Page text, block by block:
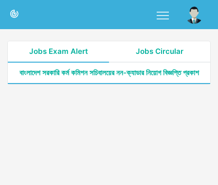
Jobs Exam Alert Jobs Circular
বাংলাদেশ সরকারি কর্ম কমিশন সচিবালয়ের নন-ক্যাডার নিয়োগ বিজ্ঞপ্তি প্রকাশ